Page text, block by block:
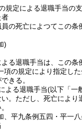
規定による退職手当の
者
の死亡によつてこの
)
る退職手当は、この
項の規定により指定し
きる。
よる退職手当(以下「一
。 ただし、死亡により
、平九条例五四・平一